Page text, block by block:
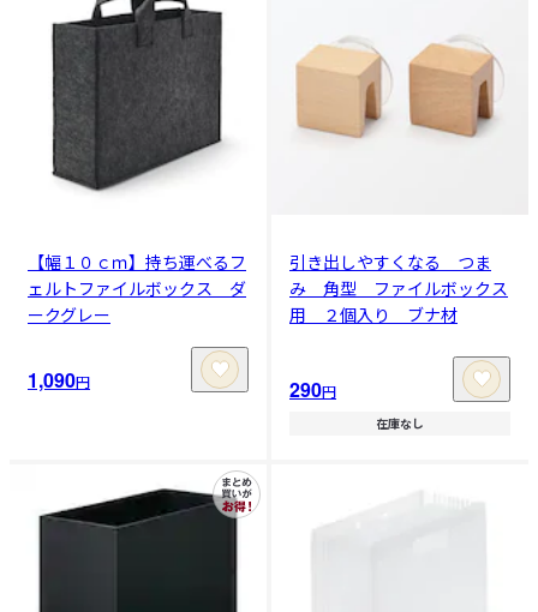
【幅１０ｃｍ】持ち運べるフ
ェルトファイルボックス ダ
ークグレー
1,090円
引き出しやすくなる つま
み 角型 ファイルボックス
用 ２個入り ブナ材
290円
在庫なし